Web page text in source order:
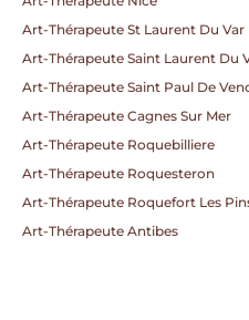
Art-Thérapeute St Laurent Du Var
Art-Thérapeute Saint Laurent Du
Art-Thérapeute Saint Paul De
Art-Thérapeute Cagnes Sur Mer
Art-Thérapeute Roquebilliere
Art-Thérapeute Roquesteron
Art-Thérapeute Roquefort Les
Art-Thérapeute Antibes